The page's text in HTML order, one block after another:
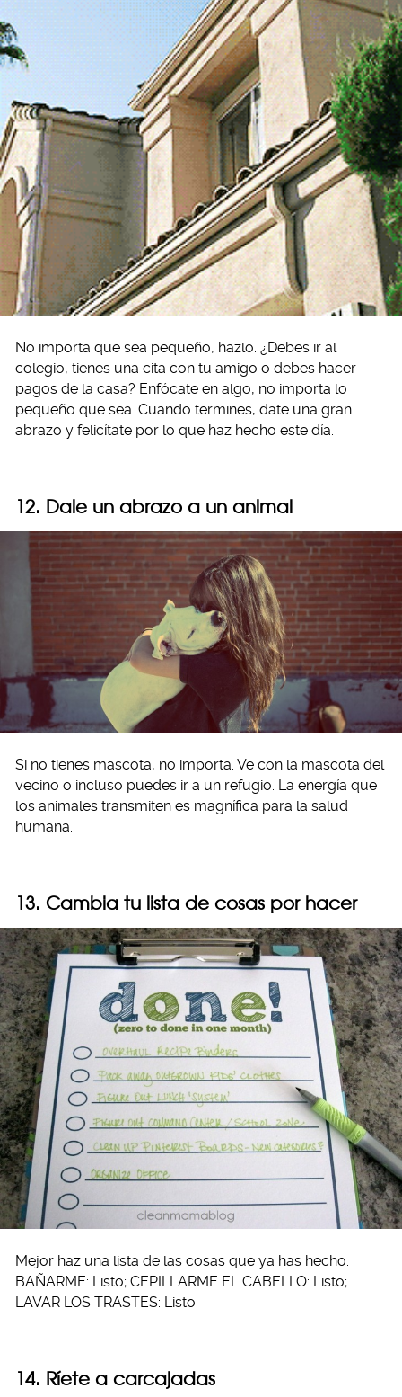
No importa que sea pequeño, hazlo. ¿Debes ir al
colegio, tienes una cita con tu amigo o debes hacer
pagos de la casa? Enfócate en algo, no importa lo
pequeño que sea. Cuando termines, date una gran
abrazo y felicítate por lo que haz hecho este día.
12. Dale un abrazo a un animal
Si no tienes mascota, no importa. Ve con la mascota del
vecino o incluso puedes ir a un refugio. La energía que
los animales transmiten es magnífica para la salud
humana.
13. Cambia tu lista de cosas por hacer
Mejor haz una lista de las cosas que ya has hecho.
BAÑARME: Listo; CEPILLARME EL CABELLO: Listo;
LAVAR LOS TRASTES: Listo.
14. Ríete a carcajadas